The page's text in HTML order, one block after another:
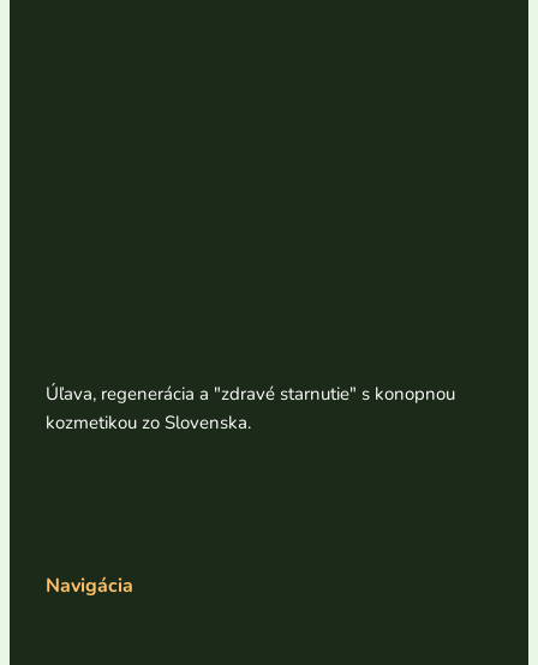
Úľava, regenerácia a "zdravé starnutie" s konopnou
kozmetikou zo Slovenska.
Navigácia